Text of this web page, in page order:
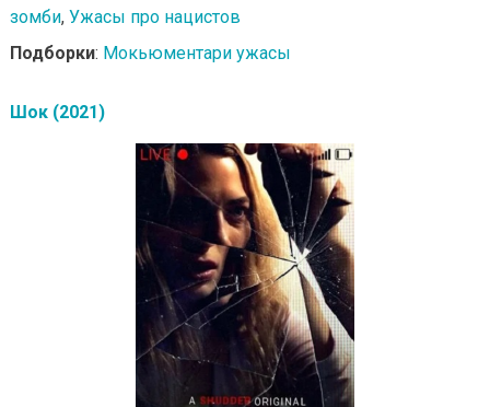
зомби, Ужасы про нацистов
Подборки: Мокьюментари ужасы
Шок (2021)